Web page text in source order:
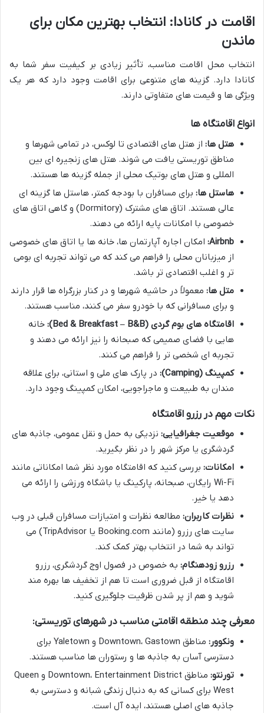
اقامت در کانادا: انتخاب بهترین مکان برای
ماندن
انتخاب محل اقامت مناسب، تأثیر زیادی بر کیفیت سفر شما به
کانادا دارد. گزینه های متنوعی برای اقامت وجود دارد که هر یک
ویژگی ها و قیمت های متفاوتی دارند.
انواع اقامتگاه ها
هتل ها: از هتل های اقتصادی تا لوکس، در تمامی شهرها و
مناطق توریستی یافت می شوند. هتل های زنجیره ای بین
المللی و هتل های بوتیک محلی از جمله گزینه ها هستند.
هاستل ها: برای مسافران با بودجه کمتر، هاستل ها گزینه ای
عالی هستند. اتاق های مشترک (Dormitory) و گاهی اتاق های
خصوصی با امکانات پایه ارائه می دهند.
Airbnb: امکان اجاره آپارتمان ها، خانه ها یا اتاق های خصوصی
از میزبانان محلی را فراهم می کند که می تواند تجربه ای بومی
تر و اغلب اقتصادی تر باشد.
متل ها: معمولاً در حاشیه شهرها و در کنار بزرگراه ها قرار دارند
و برای مسافرانی که با خودرو سفر می کنند، مناسب هستند.
اقامتگاه های بوم گردی (Bed & Breakfast – B&B):
خانه
هایی با فضای صمیمی که صبحانه را نیز ارائه می دهند و
تجربه ای شخصی تر را فراهم می کنند.
کمپینگ (Camping):
در پارک های ملی و استانی، برای علاقه
مندان به طبیعت و ماجراجویی، امکان کمپینگ وجود دارد.
نکات مهم در رزرو اقامتگاه
موقعیت جغرافیایی: نزدیکی به حمل و نقل عمومی، جاذبه های
گردشگری یا مرکز شهر را در نظر بگیرید.
امکانات: بررسی کنید که اقامتگاه مورد نظر شما امکاناتی مانند
Wi-Fi رایگان، صبحانه، پارکینگ یا باشگاه ورزشی را ارائه می
دهد یا خیر.
نظرات کاربران: مطالعه نظرات و امتیازات مسافران قبلی در وب
سایت های رزرو (مانند Booking.com یا TripAdvisor) می
تواند به شما در انتخاب بهتر کمک کند.
رزرو زودهنگام: به خصوص در فصول اوج گردشگری، رزرو
اقامتگاه از قبل ضروری است تا هم از تخفیف ها بهره مند
شوید و هم از پر شدن ظرفیت جلوگیری کنید.
معرفی چند منطقه اقامتی مناسب در شهرهای توریستی:
ونکوور:
مناطق Downtown، Gastown و Yaletown برای
دسترسی آسان به جاذبه ها و رستوران ها مناسب هستند.
تورنتو:
مناطق Downtown، Entertainment District و Queen
West برای کسانی که به دنبال زندگی شبانه و دسترسی به
جاذبه های اصلی هستند، ایده آل است.